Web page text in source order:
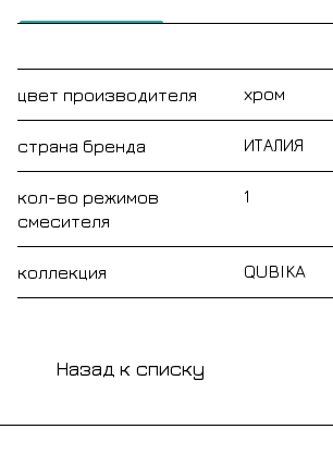
цвет производителя хром
страна бренда ИТАЛИЯ
кол-во режимов
смесителя
1
коллекция QUBIKA
Назад к списку